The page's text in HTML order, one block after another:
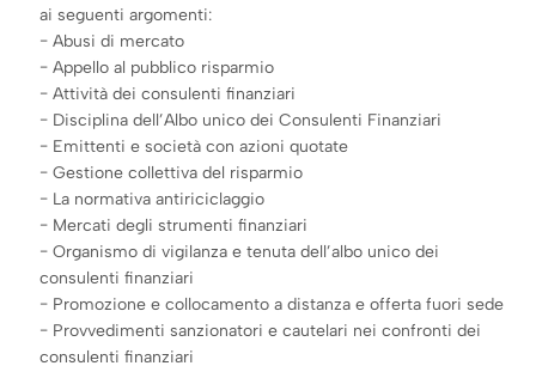
ai seguenti argomenti:
− Abusi di mercato
− Appello al pubblico risparmio
− Attività dei consulenti finanziari
− Disciplina dell’Albo unico dei Consulenti Finanziari
− Emittenti e società con azioni quotate
− Gestione collettiva del risparmio
− La normativa antiriciclaggio
− Mercati degli strumenti finanziari
− Organismo di vigilanza e tenuta dell’albo unico dei
consulenti finanziari
− Promozione e collocamento a distanza e offerta fuori sede
− Provvedimenti sanzionatori e cautelari nei confronti dei
consulenti finanziari